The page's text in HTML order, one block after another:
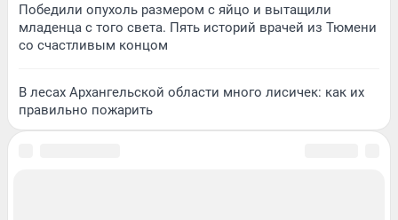
Победили опухоль размером с яйцо и вытащили
младенца с того света. Пять историй врачей из Тюмени
со счастливым концом
В лесах Архангельской области много лисичек: как их
правильно пожарить